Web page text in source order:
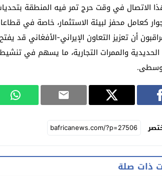
الاتصال في وقت حرج تمر فيه المنطقة
كعامل محفز لبيئة الاستثمار، خاصة في
أن تعزيز التعاون الإيراني-الأفغاني قد
والممرات التجارية، ما يسهم في
ذات صلة